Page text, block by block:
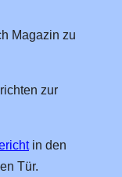
Magazin zu
zur
in den
Tür.